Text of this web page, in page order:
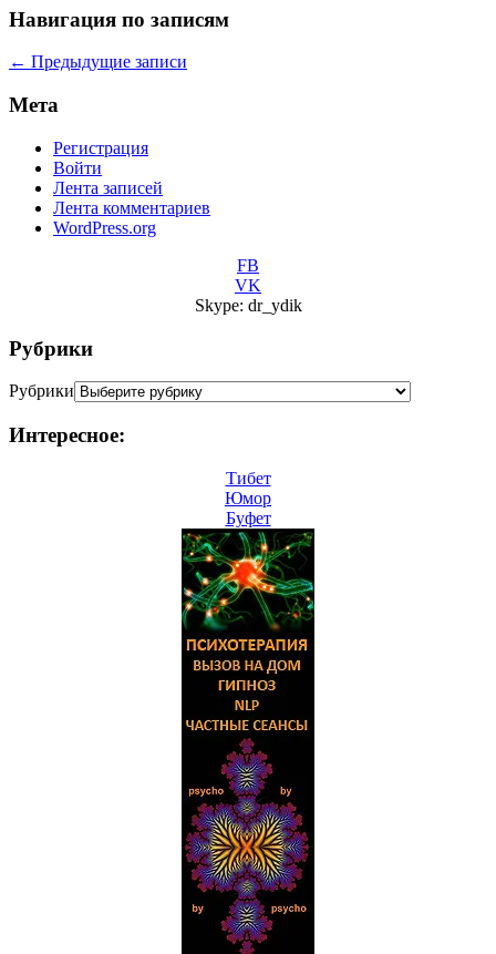
Навигация по записям
← Предыдущие записи
Мета
Регистрация
Войти
Лента записей
Лента комментариев
WordPress.org
FB
VK
Skype: dr_ydik
Рубрики
Рубрики
Интересное:
Тибет
Юмор
Буфет